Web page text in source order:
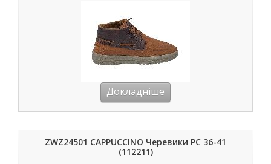
Докладніше
ZWZ24501 CAPPUCCINO Черевики РС 36-41
(112211)